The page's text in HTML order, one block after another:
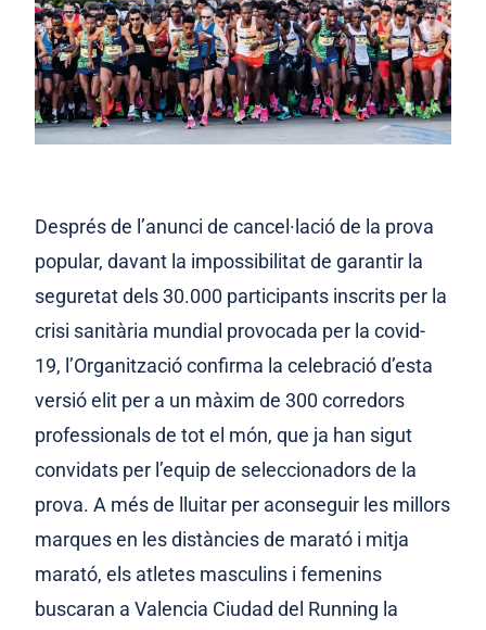
Després de l’anunci de cancel·lació de la prova
popular, davant la impossibilitat de garantir la
seguretat dels 30.000 participants inscrits per la
crisi sanitària mundial provocada per la covid-
19, l’Organització confirma la celebració d’esta
versió elit per a un màxim de 300 corredors
professionals de tot el món, que ja han sigut
convidats per l’equip de seleccionadors de la
prova. A més de lluitar per aconseguir les millors
marques en les distàncies de marató i mitja
marató, els atletes masculins i femenins
buscaran a Valencia Ciudad del Running la